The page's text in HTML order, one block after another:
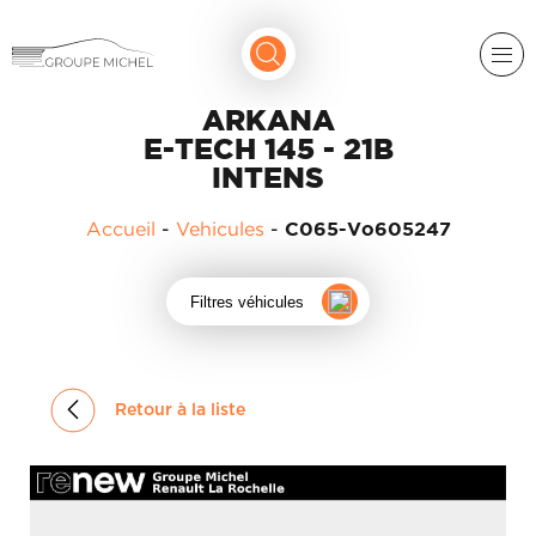
RENAULT
MICROCAR
SERVICES
MICHEL
ACADÉMIE
ARKANA
E-TECH 145 - 21B
INTENS
Accueil - Vehicules - C065-Vo605247
Filtres véhicules
Retour à la liste